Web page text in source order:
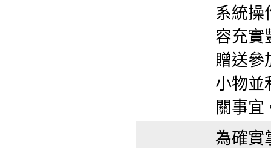
系統操
容充實
贈送參
小物並
關事宜
為確實